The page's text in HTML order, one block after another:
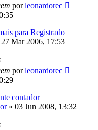
porleonardorec
para Registrado
27 Mar 2006, 17:53
porleonardorec
contador
» 03 Jun 2008, 13:32